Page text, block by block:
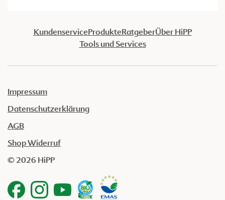
KundenserviceProdukteRatgeberÜber HiPP
Tools und Services
Impressum
Datenschutzerklärung
AGB
Shop Widerruf
© 2026 HiPP